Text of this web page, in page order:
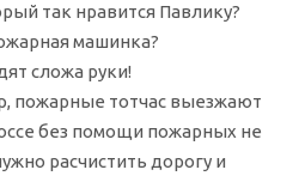
так нравится Павлику?
машинка?
сложа руки!
пожарные тотчас выезжают
без помощи пожарных не
расчистить дорогу и